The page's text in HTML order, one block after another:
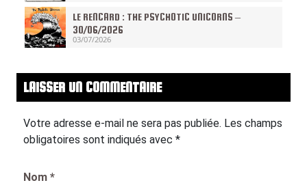
LE RENCARD : THE PSYCHOTIC UNICORNS –
30/06/2026
03/07/2026
LAISSER UN COMMENTAIRE
Votre adresse e-mail ne sera pas publiée. Les champs
obligatoires sont indiqués avec *
Nom *